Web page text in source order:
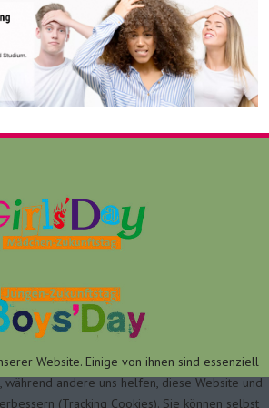
Website. Einige von ihnen sind essenziell
andere uns helfen, diese Website und
(Tracking Cookies). Sie können selbst